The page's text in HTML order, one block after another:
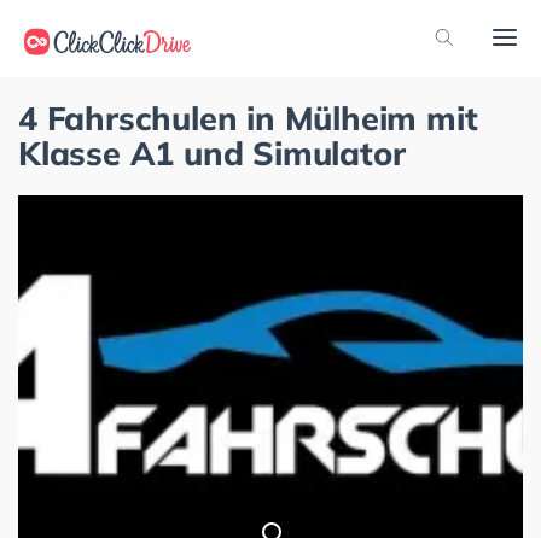
4 Fahrschulen in Mülheim mit
Klasse A1 und Simulator